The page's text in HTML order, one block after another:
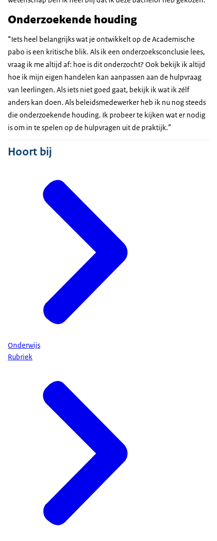
Onderzoekende houding
“Iets heel belangrijks wat je ontwikkelt op de Academische
pabo is een kritische blik. Als ik een onderzoeksconclusie lees,
vraag ik me altijd af: hoe is dit onderzocht? Ook bekijk ik altijd
hoe ik mijn eigen handelen kan aanpassen aan de hulpvraag
van leerlingen. Als iets niet goed gaat, bekijk ik wat ik zélf
anders kan doen. Als beleidsmedewerker heb ik nu nog steeds
die onderzoekende houding. Ik probeer te kijken wat er nodig
is om in te spelen op de hulpvragen uit de praktijk.”
Hoort bij
Onderwijs
Rubriek